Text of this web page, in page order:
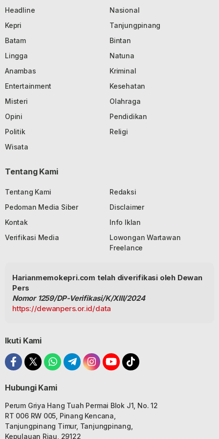
Headline
Nasional
Kepri
Tanjungpinang
Batam
Bintan
Lingga
Natuna
Anambas
Kriminal
Entertainment
Kesehatan
Misteri
Olahraga
Opini
Pendidikan
Politik
Religi
Wisata
Tentang Kami
Tentang Kami
Redaksi
Pedoman Media Siber
Disclaimer
Kontak
Info Iklan
Verifikasi Media
Lowongan Wartawan
Freelance
Harianmemokepri.com telah diverifikasi oleh Dewan
Pers
Nomor 1259/DP-Verifikasi/K/XIII/2024
https://dewanpers.or.id/data
Ikuti Kami
Hubungi Kami
Perum Griya Hang Tuah Permai Blok J1, No. 12
RT 006 RW 005, Pinang Kencana,
Tanjungpinang Timur, Tanjungpinang,
Kepulauan Riau, 29122